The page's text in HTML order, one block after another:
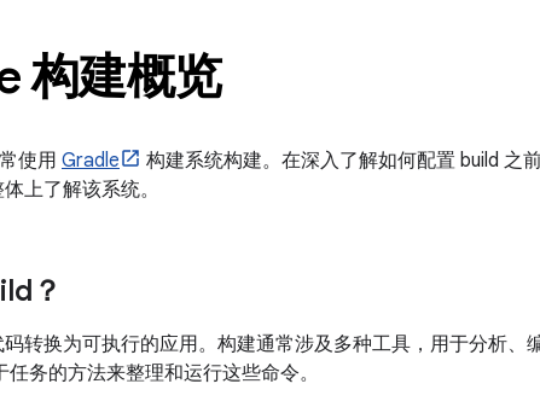
构建概览
使用 Gradle
构建系统构建。在深入了解如何配置 build 之
上了解该系统。
？
转换为可执行的应用。构建通常涉及多种工具，用于分析、
务的方法来整理和运行这些命令。